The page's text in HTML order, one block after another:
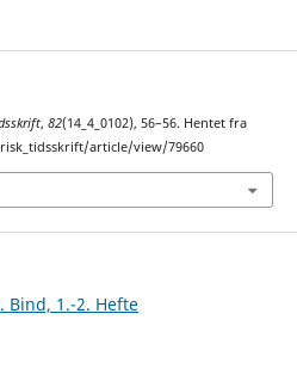
, 82(14_4_0102), 56–56. Hentet fra
article/view/79660
Bind, 1.-2. Hefte